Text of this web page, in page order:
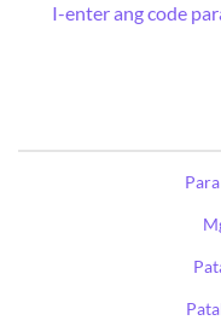
I-enter ang code